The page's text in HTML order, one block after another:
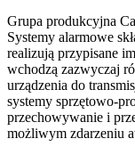
Grupa produkcyjna
Systemy alarmowe
realizują przypisane
wchodzą zazwyczaj
urządzenia do
systemy sprzętowo-
przechowywanie i
możliwym zdarzeniu